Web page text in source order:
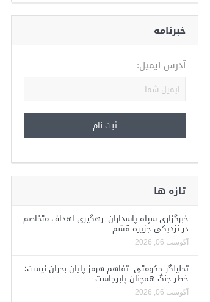
خبرنامه
آدرس ایمیل:
تازه ها
خبرگزاری سپاه پاسداران: رهگیری اهداف متخاصم
در نزدیکی جزیره قشم
آگوست 06, 2026
تحلیلگر حکومتی: تفاهم هرمز پایان بحران نیست؛
خطر جنگ همچنان پابرجاست
آگوست 06, 2026